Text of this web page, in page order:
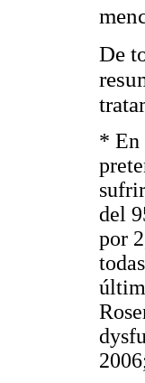
De
* En
del
por